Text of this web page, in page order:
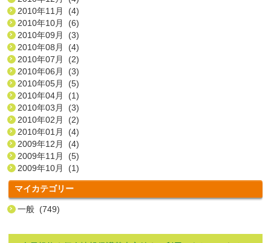
2010年11月 (4)
2010年10月 (6)
2010年09月 (3)
2010年08月 (4)
2010年07月 (2)
2010年06月 (3)
2010年05月 (5)
2010年04月 (1)
2010年03月 (3)
2010年02月 (2)
2010年01月 (4)
2009年12月 (4)
2009年11月 (5)
2009年10月 (1)
マイカテゴリー
一般 (749)